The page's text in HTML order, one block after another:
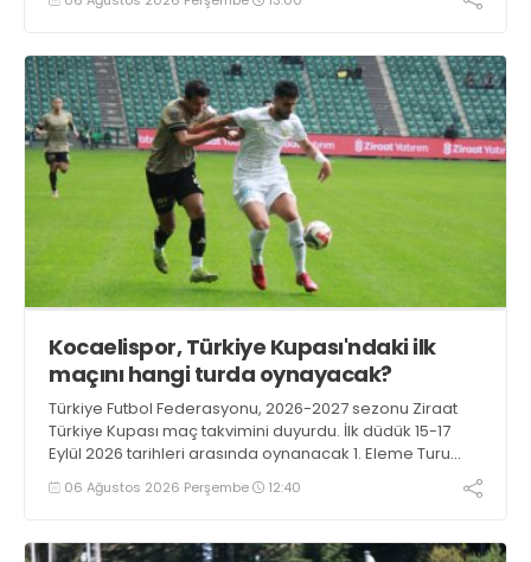
Kocaelispor, Türkiye Kupası'ndaki ilk
maçını hangi turda oynayacak?
Türkiye Futbol Federasyonu, 2026-2027 sezonu Ziraat
Türkiye Kupası maç takvimini duyurdu. İlk düdük 15-17
Eylül 2026 tarihleri arasında oynanacak 1. Eleme Turu
karşılaşmalarıyla çalacak.
06 Ağustos 2026 Perşembe 12:40